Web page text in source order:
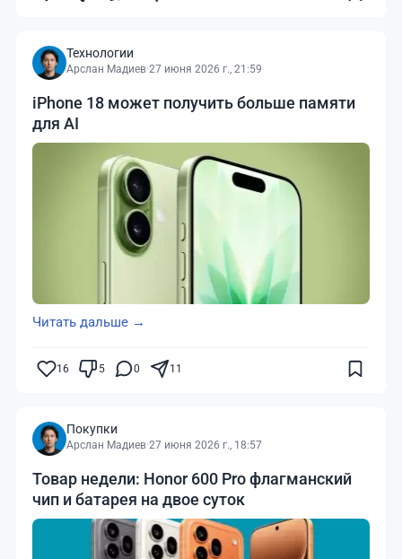
Технологии
Арслан Мадиев·27 июня 2026 г., 21:59
iPhone 18 может получить больше памяти
для AI
Читать дальше →
16 5 0 11
Покупки
Арслан Мадиев·27 июня 2026 г., 18:57
Товар недели: Honor 600 Pro флагманский
чип и батарея на двое суток